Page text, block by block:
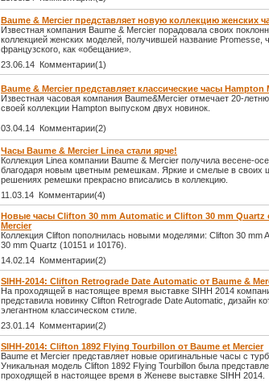
Baume & Mercier представляет новую коллекцию женских
Известная компания Baume & Mercier порадовала своих
коллекцией женских моделей, получившей название Promesse,
французского, как «обещание».
23.06.14 Комментарии(1)
Baume & Mercier представляет классические часы Hampton
Известная часовая компания Baume&Mercier отмечает 20-
своей коллекции Hampton выпуском двух новинок.
03.04.14 Комментарии(2)
Часы Baume & Mercier Linea стали ярче!
Коллекция Linea компании Baume & Mercier получила весене-
благодаря новым цветным ремешкам. Яркие и смелые в своих
решениях ремешки прекрасно вписались в коллекцию.
11.03.14 Комментарии(4)
Новые часы Clifton 30 mm Automatic и Clifton 30 mm Quartz
Mercier
Коллекция Clifton пополнилась новыми моделями: Clifton 30 mm
30 mm Quartz (10151 и 10176).
14.02.14 Комментарии(2)
SIHH-2014: Clifton Retrograde Date Automatic от Baume &
На проходящей в настоящее время выставке SIHH 2014
представила новинку Clifton Retrograde Date Automatic, дизайн
элегантном классическом стиле.
23.01.14 Комментарии(2)
SIHH-2014: Clifton 1892 Flying Tourbillon от Baume et Mercier
Baume et Mercier представляет новые оригинальные часы с
Уникальная модель Clifton 1892 Flying Tourbillon была
проходящей в настоящее время в Женеве выставке SIHH 2014.